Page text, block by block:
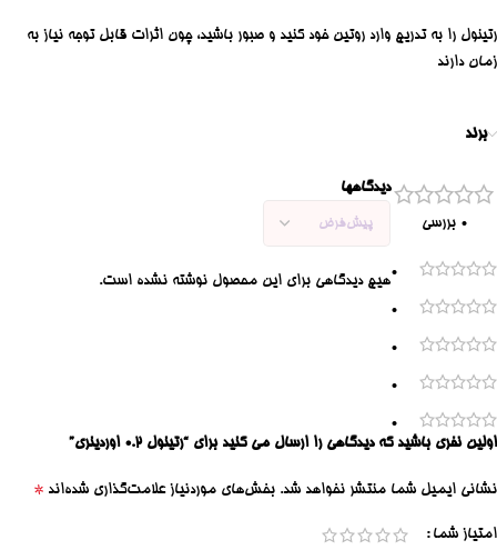
رتینول را به تدریج وارد روتین خود کنید و صبور باشید، چون اثرات قابل توجه نیاز به
زمان دارند
برند
0 بررسی
0
0
0
0
0
دیدگاهها
هیچ دیدگاهی برای این محصول نوشته نشده است.
اولین نفری باشید که دیدگاهی را ارسال می کنید برای “رتینول ۰.۲ اوردینری”
نشانی ایمیل شما منتشر نخواهد شد. بخش‌های موردنیاز علامت‌گذاری شده‌اند *
امتیاز شما